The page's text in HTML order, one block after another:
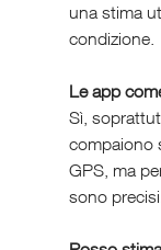
una stima
condizione.
Le app
Sì,
compaiono
GPS, ma
sono